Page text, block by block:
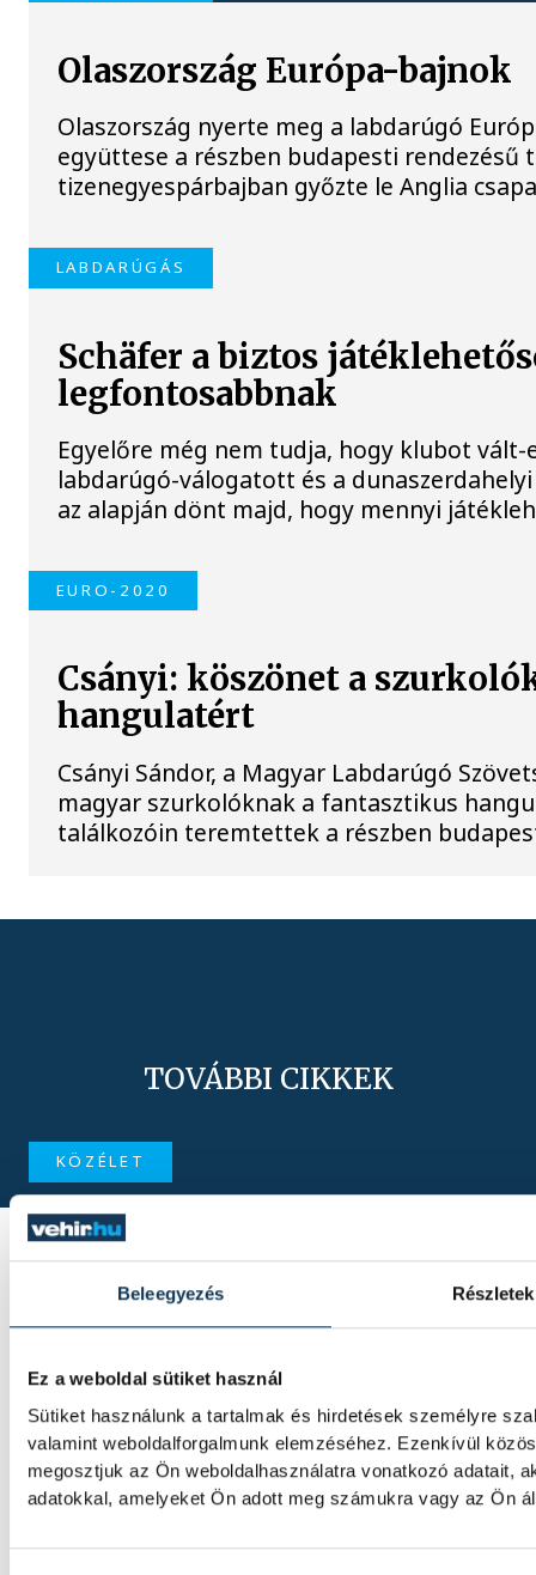
Beleegyezés Részletek
Ez a weboldal sütiket használ
Sütiket használunk a tartalmak és hirdetések személyre
valamint weboldalforgalmunk elemzéséhez. Ezenkívül
megosztjuk az Ön weboldalhasználatra vonatkozó adatait,
adatokkal, amelyeket Ön adott meg számukra vagy az Ön
Olaszország Európa-bajnok
Olaszország nyerte meg a labdarúgó
együttese a részben budapesti
tizenegyespárbajban győzte le Anglia
LABDARÚGÁS
Schäfer a biztos
legfontosabbnak
Egyelőre még nem tudja, hogy klubot
labdarúgó-válogatott és a
az alapján dönt majd, hogy mennyi
EURO-2020
Csányi: köszönet a
hangulatért
Csányi Sándor, a Magyar Labdarúgó
magyar szurkolóknak a fantasztikus
találkozóin teremtettek a részben
TOVÁBBI CIKKEK
KÖZÉLET
Megszelídítették a
sárkányokat
A dobok ritmusára evező csapatok
sétány előtti partszakaszt. Az Európa
Sportrégiója 2026 programsorozat
részeként megrendezett Sárkányhajó
Kupán civil, céges, sportegyesületi és
belügyi egységek csaptak össze a vízen.
KÖZÉLET